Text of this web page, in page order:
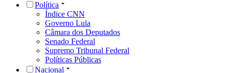
Política
Índice CNN
Governo Lula
Câmara dos Deputados
Senado Federal
Supremo Tribunal Federal
Políticas Públicas
Nacional